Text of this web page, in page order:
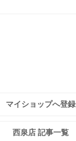
マイショップへ登録
西泉店 記事一覧